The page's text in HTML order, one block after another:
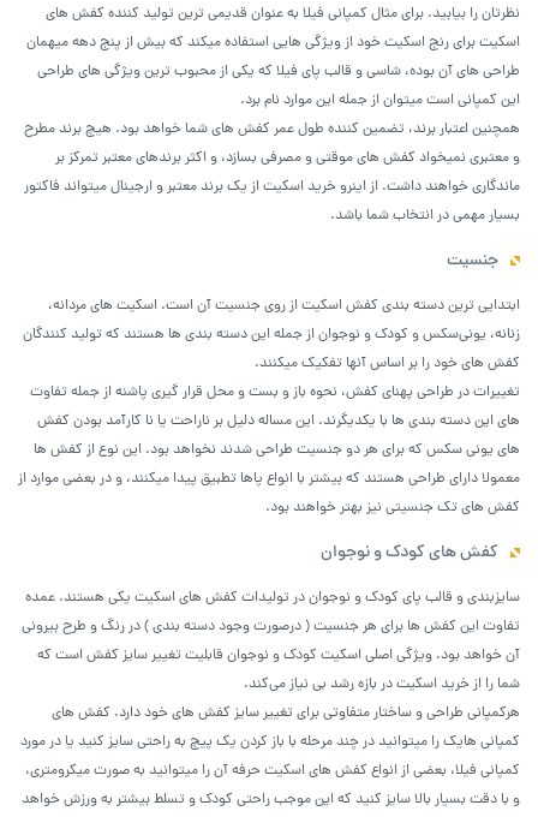
نظرتان را بیابید. برای مثال کمپانی فیلا به عنوان قدیمی ترین تولید کننده کفش های
اسکیت برای رنج اسکیت خود از ویژگی هایی استفاده میکند که بیش از پنج دهه میهمان
طراحی های آن بوده، شاسی و قالب پای فیلا که یکی از محبوب ترین ویژگی های طراحی
این کمپانی است میتوان از جمله این موارد نام برد.
همچنین اعتبار برند، تضمین کننده طول عمر کفش های شما خواهد بود. هیچ برند مطرح
و معتبری نمیخواد کفش های موقتی و مصرفی بسازد، و اکثر برندهای معتبر تمرکز بر
ماندگاری خواهند داشت. از اینرو خرید اسکیت از یک برند معتبر و ارجینال میتواند فاکتور
بسیار مهمی در انتخاب شما باشد.
جنسیت
ابتدایی ترین دسته بندی کفش اسکیت از روی جنسیت آن است. اسکیت های مردانه،
زنانه، یونی‌سکس و کودک و نوجوان از جمله این دسته بندی ها هستند که تولید کنندگان
کفش های خود را بر اساس آنها تفکیک میکنند.
تغییرات در طراحی پهنای کفش، نحوه باز و بست و محل قرار گیری پاشنه از جمله تفاوت
های این دسته بندی ها با یکدیگرند. این مساله دلیل بر ناراحت یا نا کارآمد بودن کفش
های یونی سکس که برای هر دو جنسیت طراحی شدند نخواهد بود. این نوع از کفش ها
معمولا دارای طراحی هستند که بیشتر با انواع پاها تطبیق پیدا میکنند، و در بعضی موارد از
کفش های تک جنسیتی نیز بهتر خواهند بود.
کفش های کودک و نوجوان
سایزبندی و قالب پای کودک و نوجوان در تولیدات کفش های اسکیت یکی هستند. عمده
تفاوت این کفش ها برای هر جنسیت ( درصورت وجود دسته بندی ) در رنگ و طرح بیرونی
آن خواهد بود. ویژگی اصلی اسکیت کودک و نوجوان قابلیت تغییر سایز کفش است که
شما را از خرید اسکیت در بازه رشد بی نیاز می‌کند.
هرکمپانی طراحی و ساختار متفاوتی برای تغییر سایز کفش های خود دارد. کفش های
کمپانی هایک را میتوانید در چند مرحله با باز کردن یک پیچ به راحتی سایز کنید یا در مورد
کمپانی فیلا، بعضی از انواع کفش های اسکیت حرفه آن را میتوانید به صورت میکرومتری،
و با دقت بسیار بالا سایز کنید که این موجب راحتی کودک و تسلط بیشتر به ورزش خواهد